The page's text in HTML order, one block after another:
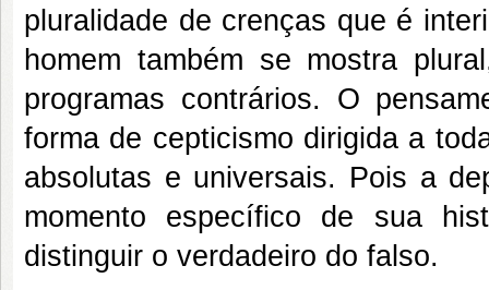
pluralidade de crenças que é
homem também se mostra
programas contrários. O
forma de cepticismo dirigida a
absolutas e universais. Pois a
momento específico de sua
distinguir o verdadeiro do falso.